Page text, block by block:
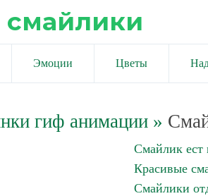
Эмоции Цветы
гиф анимации»
Смайлик ест
Красивые
Смайлики